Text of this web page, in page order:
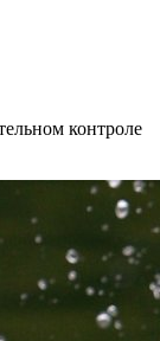
контроле